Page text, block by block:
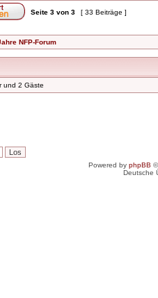
Seite 3 von 3 [ 33 Beiträge ]
NFP-Forum
und 2 Gäste
Powered by phpBB
Deutsche